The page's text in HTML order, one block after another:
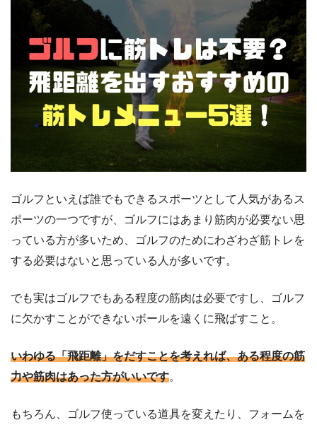
ゴルフといえば誰でもできるスポーツとして人気があるス
ポーツの一つですが、ゴルフにはあまり筋肉が必要ない思
っている方が多いため、ゴルフのためにわざわざ筋トレを
する必要はないと思っている人が多いです。
でも実はゴルフでもある程度の筋肉は必要ですし、ゴルフ
に欠かすことができないボールを遠くに飛ばすこと。
いわゆる「飛距離」をだすことを考えれば、ある程度の筋
力や筋肉はあった方がいいです。
もちろん、ゴルフ使っている道具を変えたり、フォームを